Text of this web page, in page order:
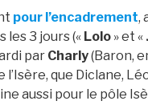
pour l’encadrement,
3 jours (« Lolo » et «
par Charly(Baron,
l’Isère, que Diclane,
aussi pour le pôle